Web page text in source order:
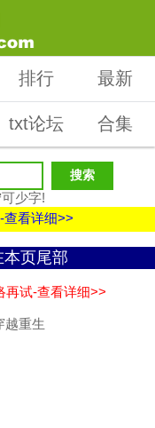
排行 最新
txt论坛 合集
少字!
查看详细>>
页尾部
再试-查看详细>>
越重生